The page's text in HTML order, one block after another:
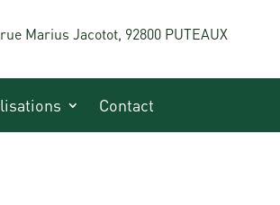
Marius Jacotot, 92800 PUTEAUX
Contact